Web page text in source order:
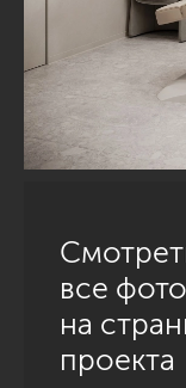
все
на
проекта